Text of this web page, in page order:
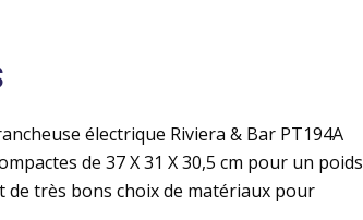
électrique Riviera & Bar PT194A
de 37 X 31 X 30,5 cm pour un poids
de très bons choix de matériaux pour